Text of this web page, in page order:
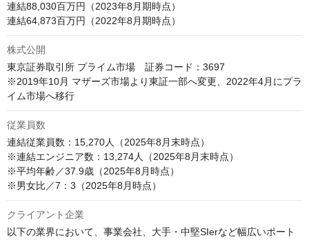
連結88,030百万円（2023年8月期時点）
連結64,873百万円（2022年8月期時点）
株式公開
東京証券取引所 プライム市場　証券コード：3697
※2019年10月 マザーズ市場より東証一部へ変更、2022年4月にプラ
イム市場へ移行
従業員数
連結従業員数：15,270人（2025年8月末時点）
※連結エンジニア数：13,274人（2025年8月末時点）
※平均年齢／37.9歳（2025年8月時点）
※男女比／7：3（2025年8月時点）
クライアント企業
以下の業界において、事業会社、大手・中堅SIerなど幅広いポート